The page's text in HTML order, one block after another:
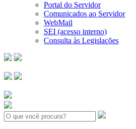
Portal do Servidor
Comunicados ao Servidor
WebMail
SEI (acesso interno)
Consulta às Legislações
Search: